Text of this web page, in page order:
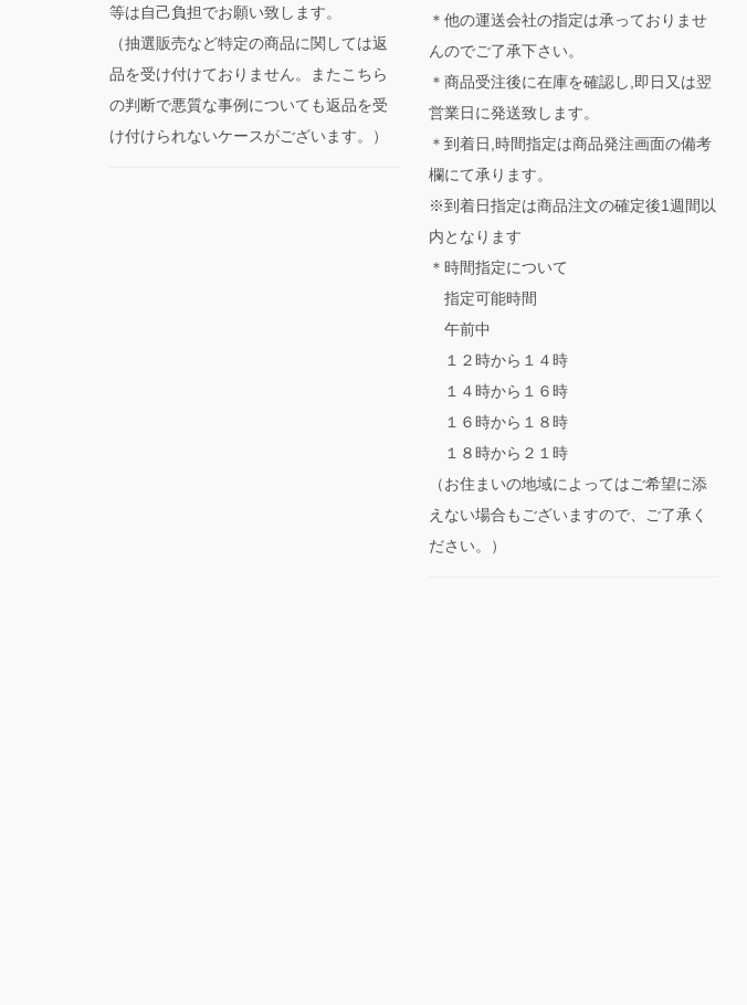
等は自己負担でお願い致します。
（抽選販売など特定の商品に関しては返
品を受け付けておりません。またこちら
の判断で悪質な事例についても返品を受
け付けられないケースがございます。）
＊他の運送会社の指定は承っておりませ
んのでご了承下さい。
＊商品受注後に在庫を確認し,即日又は翌
営業日に発送致します。
＊到着日,時間指定は商品発注画面の備考
欄にて承ります。
※到着日指定は商品注文の確定後1週間以
内となります
＊時間指定について
指定可能時間
午前中
１２時から１４時
１４時から１６時
１６時から１８時
１８時から２１時
（お住まいの地域によってはご希望に添
えない場合もございますので、ご了承く
ださい。）